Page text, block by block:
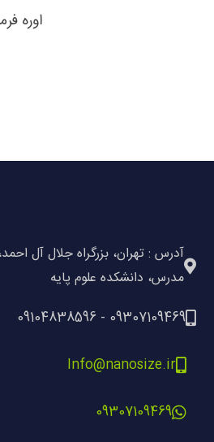
اوره
آدرس : تهران، بزرگراه جلال آل
مدرس، دانشکده علوم پایه
09307109469 - 09104838596
Info@nanosize.ir
09307109469